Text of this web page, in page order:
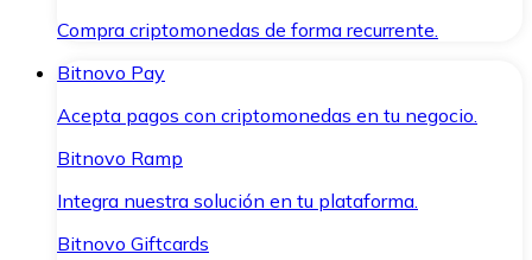
Compra criptomonedas de forma recurrente.
Bitnovo Pay
Acepta pagos con criptomonedas en tu negocio.
Bitnovo Ramp
Integra nuestra solución en tu plataforma.
Bitnovo Giftcards